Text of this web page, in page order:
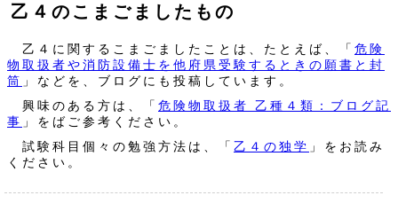
乙４のこまごましたもの
乙４に関するこまごましたことは、たとえば、「 危険
物取扱者や消防設備士を他府県受験するときの願書と封
筒 」などを、ブログにも投稿しています。
興味のある方は、「 危険物取扱者 乙種４類：ブログ記
事 」をばご参考ください。
試験科目個々の勉強方法は、「 乙４の独学 」をお読み
ください。